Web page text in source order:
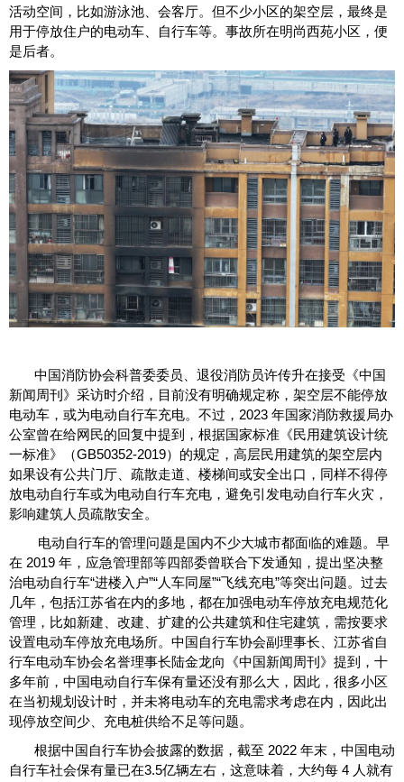
活动空间，比如游泳池、会客厅。但不少小区的架空层，最终是
用于停放住户的电动车、自行车等。事故所在明尚西苑小区，便
是后者。
中国消防协会科普委委员、退役消防员许传升在接受《中国
新闻周刊》采访时介绍，目前没有明确规定称，架空层不能停放
电动车，或为电动自行车充电。不过，2023 年国家消防救援局办
公室曾在给网民的回复中提到，根据国家标准《民用建筑设计统
一标准》（GB50352-2019）的规定，高层民用建筑的架空层内
如果设有公共门厅、疏散走道、楼梯间或安全出口，同样不得停
放电动自行车或为电动自行车充电，避免引发电动自行车火灾，
影响建筑人员疏散安全。
电动自行车的管理问题是国内不少大城市都面临的难题。早
在 2019 年，应急管理部等四部委曾联合下发通知，提出坚决整
治电动自行车“进楼入户”“人车同屋”“飞线充电”等突出问题。过去
几年，包括江苏省在内的多地，都在加强电动车停放充电规范化
管理，比如新建、改建、扩建的公共建筑和住宅建筑，需按要求
设置电动车停放充电场所。中国自行车协会副理事长、江苏省自
行车电动车协会名誉理事长陆金龙向《中国新闻周刊》提到，十
多年前，中国电动自行车保有量还没有那么大，因此，很多小区
在当初规划设计时，并未将电动车的充电需求考虑在内，因此出
现停放空间少、充电桩供给不足等问题。
根据中国自行车协会披露的数据，截至 2022 年末，中国电动
自行车社会保有量已在3.5亿辆左右，这意味着，大约每 4 人就有